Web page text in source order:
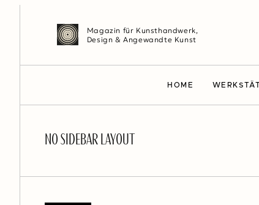
Magazin für Kunsthandwerk,
Design & Angewandte Kunst
HOME
NO SIDEBAR LAYOUT